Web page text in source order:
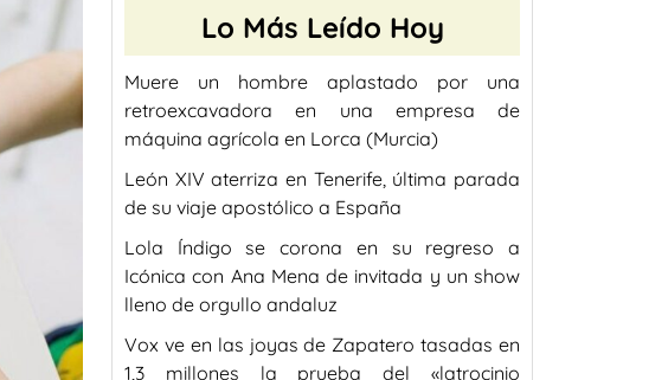
Lo Más Leído Hoy
Muere un hombre aplastado por una
retroexcavadora en una empresa de
máquina agrícola en Lorca (Murcia)
León XIV aterriza en Tenerife, última parada
de su viaje apostólico a España
Lola Índigo se corona en su regreso a
Icónica con Ana Mena de invitada y un show
lleno de orgullo andaluz
Vox ve en las joyas de Zapatero tasadas en
1,3 millones la prueba del «latrocinio